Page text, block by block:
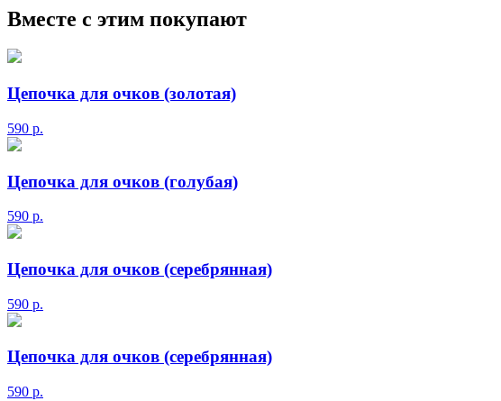
Вместе с этим покупают
Цепочка для очков (золотая)
590 р.
Цепочка для очков (голубая)
590 р.
Цепочка для очков (серебрянная)
590 р.
Цепочка для очков (серебрянная)
590 р.